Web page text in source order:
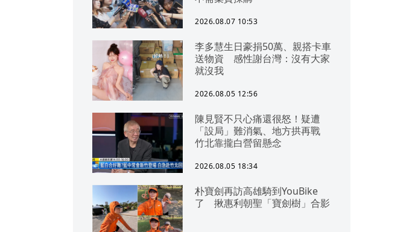
2026.08.07 10:53
李多慧生日豪捐50萬、親搭卡車
送物資 感性謝台灣：沒有大家
就沒我
2026.08.05 12:56
陳見賢不只心痛還很怒！疑遭
「設局」難消氣、地方拱再戰
竹北靠攏白營留懸念
2026.08.05 18:34
朴寶劍再訪高雄騎到YouBike
了 揪惠利朝聖「寶劍樹」合影